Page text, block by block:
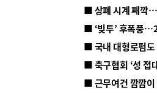
■ 상폐 시계 째깍
■ ‘빚투’ 후폭풍
■ 국내 대형로펌도
■ 근무여건 깜깜